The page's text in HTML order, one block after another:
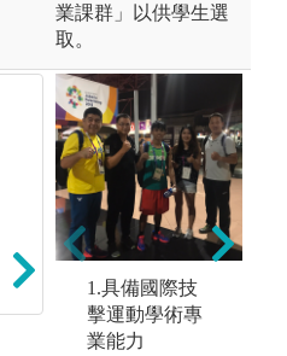
業課群」以供學生選
取。
未上傳圖片
1.具備國際技
擊運動學術專
業能力